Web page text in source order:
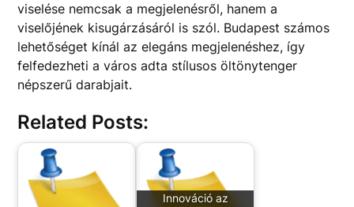
viselése nemcsak a megjelenésről, hanem a
viselőjének kisugárzásáról is szól. Budapest számos
lehetőséget kínál az elegáns megjelenéshez, így
felfedezheti a város adta stílusos öltönytenger
népszerű darabjait.
Related Posts:
Innováció az